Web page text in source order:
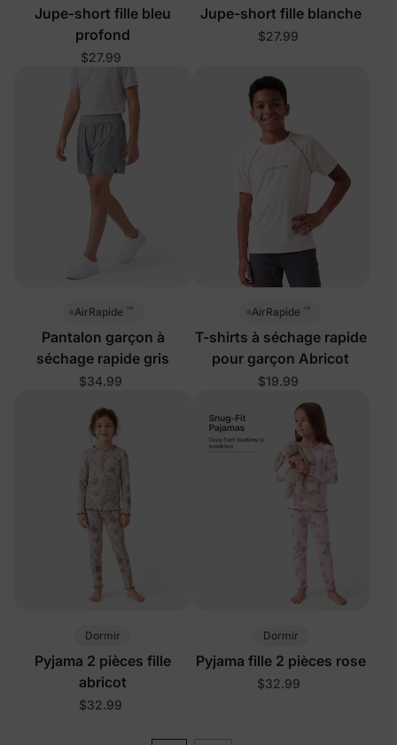
Jupe-short fille bleu
profond
$27.99
Jupe-short fille blanche
$27.99
AirRapide ™
Pantalon garçon à
séchage rapide gris
$34.99
AirRapide ™
T-shirts à séchage rapide
pour garçon Abricot
$19.99
Dormir
Pyjama 2 pièces fille
abricot
$32.99
Dormir
Pyjama fille 2 pièces rose
$32.99